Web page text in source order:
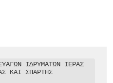
ΙΔΡΥΜΑΤΩΝ ΙΕΡΑΣ
ΚΑΙ ΣΠΑΡΤΗΣ